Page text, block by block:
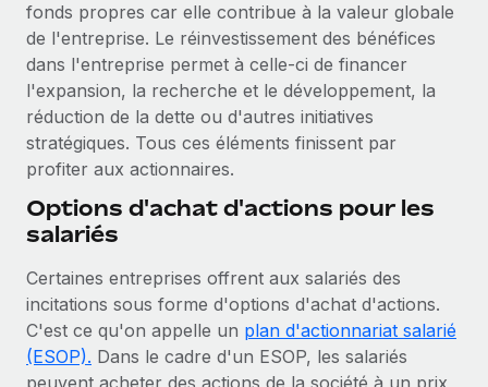
fonds propres car elle contribue à la valeur globale
de l'entreprise. Le réinvestissement des bénéfices
dans l'entreprise permet à celle-ci de financer
l'expansion, la recherche et le développement, la
réduction de la dette ou d'autres initiatives
stratégiques. Tous ces éléments finissent par
profiter aux actionnaires.
Options d'achat d'actions pour les
salariés
Certaines entreprises offrent aux salariés des
incitations sous forme d'options d'achat d'actions.
C'est ce qu'on appelle un plan d'actionnariat salarié
(ESOP). Dans le cadre d'un ESOP, les salariés
peuvent acheter des actions de la société à un prix